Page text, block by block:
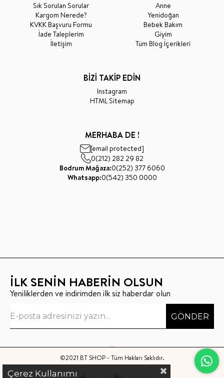
Sık Sorulan Sorular
Kargom Nerede?
KVKK Başvuru Formu
İade Taleplerim
İletişim
Anne
Yenidoğan
Bebek Bakım
Giyim
Tüm Blog İçerikleri
BİZİ TAKİP EDİN
Instagram
HTML Sitemap
MERHABA DE !
[email protected]
0(212) 282 29 82
Bodrum Mağaza:0(252) 377 6060
Whatsapp:0(542) 350 0000
İLK SENİN HABERİN OLSUN
Yeniliklerden ve indirimden ilk siz haberdar olun
GÖNDER
©2021 BT SHOP - Tüm Hakları Saklıdır.
Çerez Kullanımı